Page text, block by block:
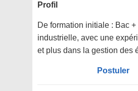
Profil
De formation initiale : Bac
industrielle, avec une
et plus dans la gestion des
Postuler